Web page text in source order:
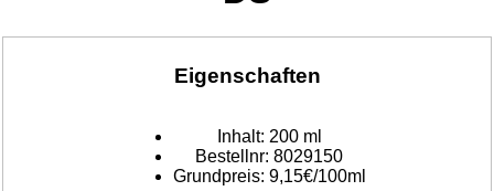
Eigenschaften
Inhalt: 200 ml
Bestellnr: 8029150
Grundpreis: 9,15€/100ml